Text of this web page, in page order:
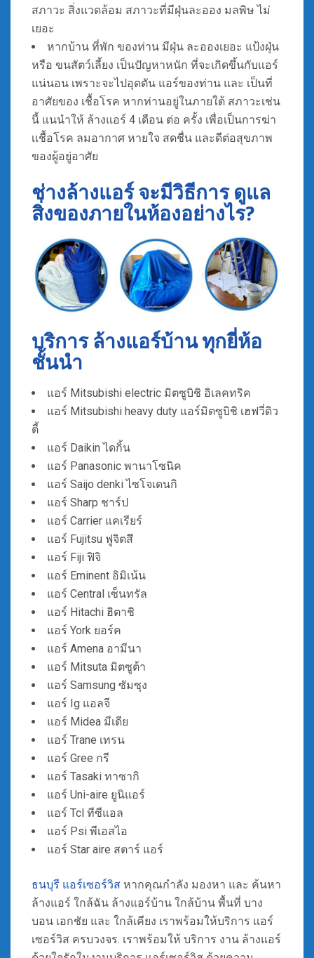
สภาวะ สิ่งแวดล้อม สภาวะที่มีฝุ่นละออง มลพิษ ไม่
เยอะ
หากบ้าน ที่พัก ของท่าน มีฝุ่น ละอองเยอะ แป้งฝุ่น
หรือ ขนสัตว์เลี้ยง เป็นปัญหาหนัก ที่จะเกิดขึ้นกับแอร์
แน่นอน เพราะจะไปอุดตัน แอร์ของท่าน และ เป็นที่
อาศัยของ เชื้อโรค หากท่านอยู่ในภายใต้ สภาวะเช่น
นี้ แนนำให้ ล้างแอร์ 4 เดือน ต่อ ครั้ง เพื่อเป็นการฆ่า
เเชื้อโรค ลมอากาศ หายใจ สดชื่น และดีต่อสุขภาพ
ของผู้อยู่อาศัย
ช่างล้างแอร์ จะมีวิธีการ ดูแล
สิ่งของภายในห้องอย่างไร?
บริการ ล้างแอร์บ้าน ทุกยี่ห้อ
ชั้นนำ
แอร์ Mitsubishi electric มิตซูบิชิ อิเลคทริค
แอร์ Mitsubishi heavy duty แอร์มิตซูบิชิ เฮฟวี่ดิว
ตี้
แอร์ Daikin ไดกิ้น
แอร์ Panasonic พานาโซนิค
แอร์ Saijo denki ไซโจเดนกิ
แอร์ Sharp ชาร์ป
แอร์ Carrier แคเรียร์
แอร์ Fujitsu ฟูจิตสึ
แอร์ Fiji ฟิจิ
แอร์ Eminent อิมิเน้น
แอร์ Central เซ็นทรัล
แอร์ Hitachi ฮิตาชิ
แอร์ York ยอร์ค
แอร์ Amena อามีนา
แอร์ Mitsuta มิตซูต้า
แอร์ Samsung ซัมซุง
แอร์ Ig แอลจี
แอร์ Midea มีเดีย
แอร์ Trane เทรน
แอร์ Gree กรี
แอร์ Tasaki ทาซากิ
แอร์ Uni-aire ยูนิแอร์
แอร์ Tcl ทีซีแอล
แอร์ Psi พีเอสไอ
แอร์ Star aire สตาร์ แอร์
ธนบุรี แอร์เซอร์วิส หากคุณกำลัง มองหา และ ค้นหา
ล้างแอร์ ใกล้ฉัน ล้างแอร์บ้าน ใกล้บ้าน พื้นที่ บาง
บอน เอกชัย และ ใกล้เคียง เราพร้อมให้บริการ แอร์
เซอร์วิส ครบวงจร. เราพร้อมให้ บริการ งาน ล้างแอร์